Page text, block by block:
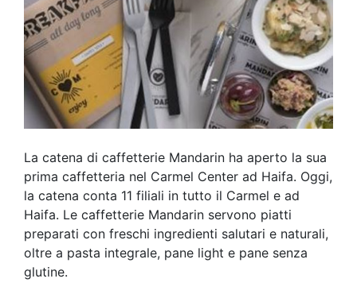
La catena di caffetterie Mandarin ha aperto la sua
prima caffetteria nel Carmel Center ad Haifa. Oggi,
la catena conta 11 filiali in tutto il Carmel e ad
Haifa. Le caffetterie Mandarin servono piatti
preparati con freschi ingredienti salutari e naturali,
oltre a pasta integrale, pane light e pane senza
glutine.